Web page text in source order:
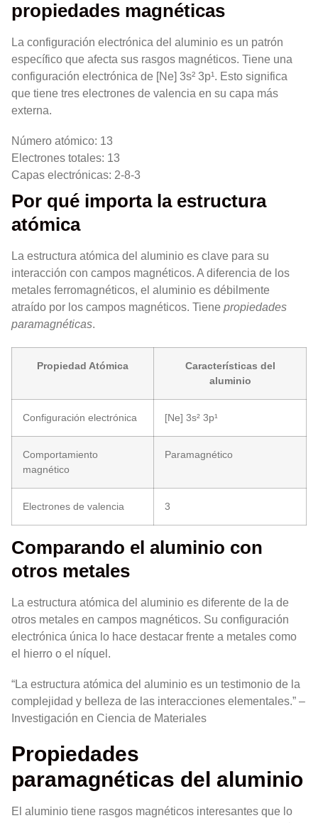
propiedades magnéticas
La configuración electrónica del aluminio es un patrón
específico que afecta sus rasgos magnéticos. Tiene una
configuración electrónica de [Ne] 3s² 3p¹. Esto significa
que tiene tres electrones de valencia en su capa más
externa.
Número atómico: 13
Electrones totales: 13
Capas electrónicas: 2-8-3
Por qué importa la estructura
atómica
La estructura atómica del aluminio es clave para su
interacción con campos magnéticos. A diferencia de los
metales ferromagnéticos, el aluminio es débilmente
atraído por los campos magnéticos. Tiene propiedades
paramagnéticas.
Propiedad Atómica
Características del
aluminio
Configuración electrónica [Ne] 3s² 3p¹
Comportamiento
magnético
Paramagnético
Electrones de valencia 3
Comparando el aluminio con
otros metales
La estructura atómica del aluminio es diferente de la de
otros metales en campos magnéticos. Su configuración
electrónica única lo hace destacar frente a metales como
el hierro o el níquel.
“La estructura atómica del aluminio es un testimonio de la
complejidad y belleza de las interacciones elementales.” –
Investigación en Ciencia de Materiales
Propiedades
paramagnéticas del aluminio
El aluminio tiene rasgos magnéticos interesantes que lo